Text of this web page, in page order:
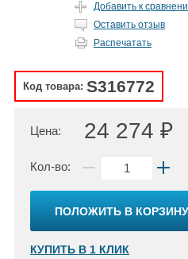
Добавить к
Оставить отзыв
Распечатать
Код товара: S316772
Цена: 24 274 ₽
Кол-во:
ПОЛОЖИТЬ В КОРЗИНУ
КУПИТЬ В 1 КЛИК